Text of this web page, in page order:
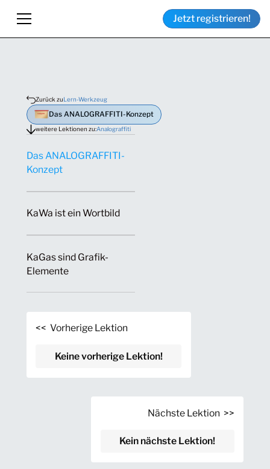
Jetzt registrieren!
Zurück zuLern-Werkzeug
Das ANALOGRAFFITI-Konzept
weitere Lektionen zu:Analograffiti
Das ANALOGRAFFITI-
Konzept
KaWa ist ein Wortbild
KaGas sind Grafik-
Elemente
<< Vorherige Lektion
Keine vorherige Lektion!
Nächste Lektion >>
Kein nächste Lektion!